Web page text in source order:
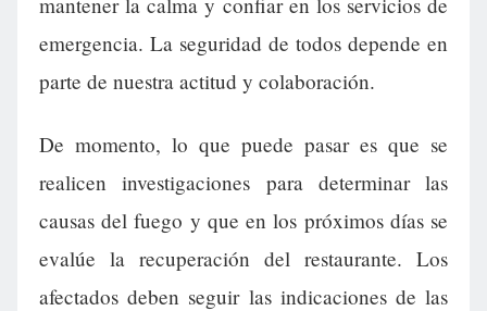
emergencia. La seguridad de todos depende en
parte de nuestra actitud y colaboración.
De momento, lo que puede pasar es que se
realicen investigaciones para determinar las
causas del fuego y que en los próximos días se
evalúe la recuperación del restaurante. Los
afectados deben seguir las indicaciones de las